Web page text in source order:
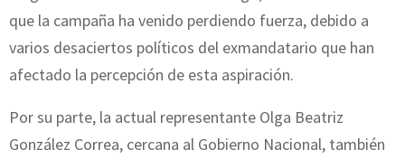
que la campaña ha venido perdiendo fuerza, debido a
varios desaciertos políticos del exmandatario que han
afectado la percepción de esta aspiración.
Por su parte, la actual representante Olga Beatriz
González Correa, cercana al Gobierno Nacional, también